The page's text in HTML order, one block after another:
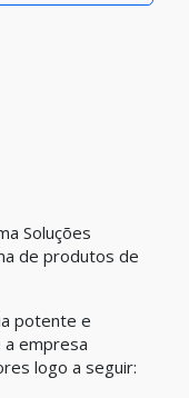
Soluções
de produtos de
potente e
empresa
logo a seguir: